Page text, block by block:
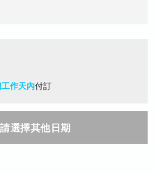
作天內付訂
選擇其他日期